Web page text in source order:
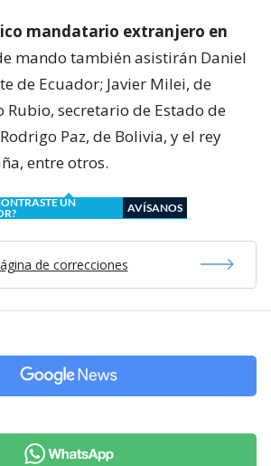
mandatario extranjero en
mando también asistirán Daniel
de Ecuador; Javier Milei, de
Rubio, secretario de Estado de
Paz, de Bolivia, y el rey
entre otros.
UN
AVÍSANOS
de correcciones